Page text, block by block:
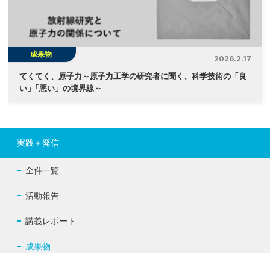
成果物
2026.2.17
てくてく、原子力～原子力工学の研究者に聞く、科学技術の「良
い」 「悪い」の境界線～
実践＋発信
全件一覧
活動報告
講義レポート
成果物